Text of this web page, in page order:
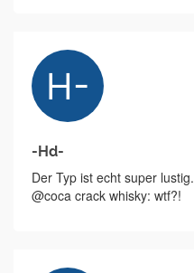
-Hd-
Der Typ ist echt super lustig.
@coca crack whisky: wtf?!